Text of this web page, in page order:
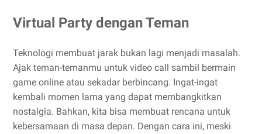
Virtual Party dengan Teman
Teknologi membuat jarak bukan lagi menjadi masalah.
Ajak teman-temanmu untuk video call sambil bermain
game online atau sekadar berbincang. Ingat-ingat
kembali momen lama yang dapat membangkitkan
nostalgia. Bahkan, kita bisa membuat rencana untuk
kebersamaan di masa depan. Dengan cara ini, meski